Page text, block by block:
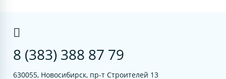
8 (383) 388 87 79
630055, Новосибирск, пр-т Строителей 13